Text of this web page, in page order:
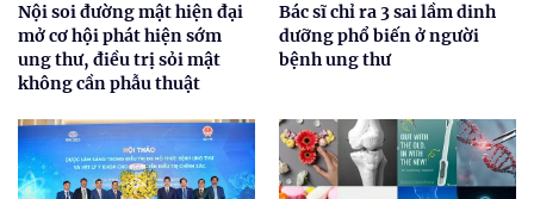
Nội soi đường mật hiện đại
mở cơ hội phát hiện sớm
ung thư, điều trị sỏi mật
không cần phẫu thuật
Bác sĩ chỉ ra 3 sai lầm dinh
dưỡng phổ biến ở người
bệnh ung thư